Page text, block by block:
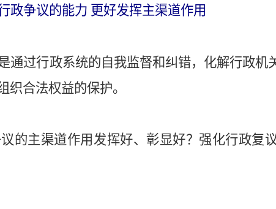
政争议的能力 更好发挥主渠道作用
通过行政系统的自我监督和纠错，化解行政机
织合法权益的保护。
的主渠道作用发挥好、彰显好？强化行政复